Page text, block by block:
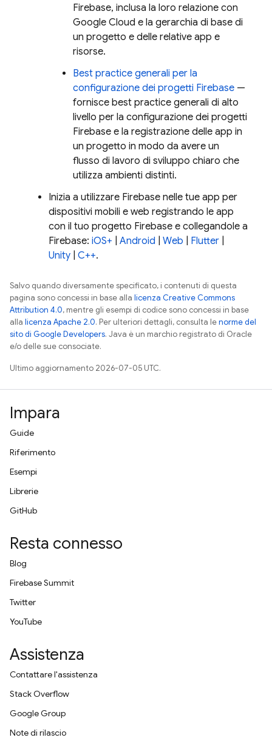
Firebase, inclusa la loro relazione con
Google Cloud e la gerarchia di base di
un progetto e delle relative app e
risorse.
Best practice generali per la
configurazione dei progetti Firebase —
fornisce best practice generali di alto
livello per la configurazione dei progetti
Firebase e la registrazione delle app in
un progetto in modo da avere un
flusso di lavoro di sviluppo chiaro che
utilizza ambienti distinti.
Inizia a utilizzare Firebase nelle tue app per
dispositivi mobili e web registrando le app
con il tuo progetto Firebase e collegandole a
Firebase: iOS+ Android Web Flutter
Unity C++.
Salvo quando diversamente specificato, i contenuti di questa
pagina sono concessi in base alla licenza Creative Commons
Attribution 4.0, mentre gli esempi di codice sono concessi in base
alla licenza Apache 2.0. Per ulteriori dettagli, consulta lenorme del
sito di Google Developers. Java è un marchio registrato di Oracle
e/o delle sue consociate.
Ultimo aggiornamento 2026-07-05 UTC.
Impara
Guide
Riferimento
Esempi
Librerie
GitHub
Resta connesso
Blog
Firebase Summit
Twitter
YouTube
Assistenza
Contattare l'assistenza
Stack Overflow
Google Group
Note di rilascio